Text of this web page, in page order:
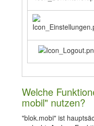
Welche
mobil" nutzen?
"blok.mobi" ist